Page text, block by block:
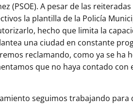
(PSOE). A pesar de las
la plantilla de la Policía
hecho que limita la
una ciudad en constante
reclamando, como ya se ha
que no haya contado con
seguimos trabajando